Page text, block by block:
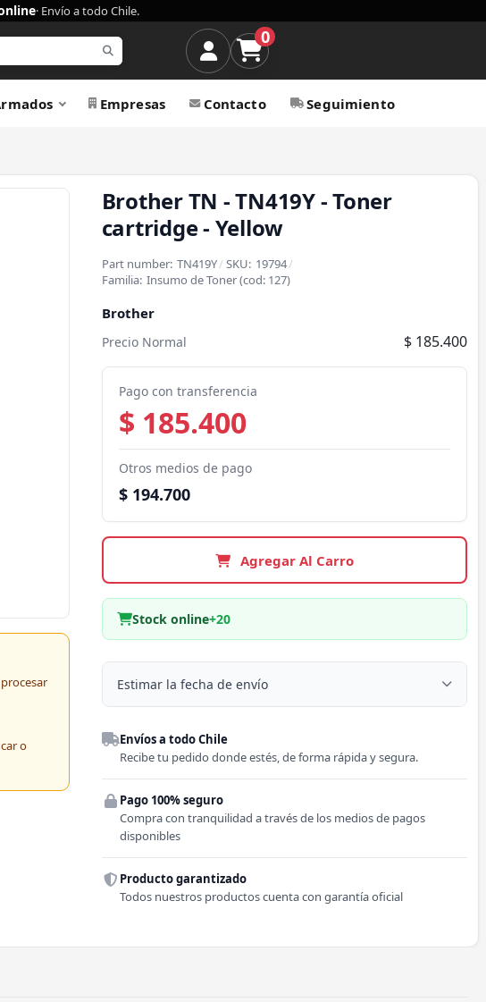
· Envío a todo Chile.
0
Empresas Contacto Seguimiento
o
Brother TN - TN419Y - Toner
cartridge - Yellow
Part number: TN419Y/SKU: 19794/
Familia: Insumo de Toner(cod: 127)
Brother
Precio Normal $ 185.400
Pago con transferencia
$ 185.400
Otros medios de pago
$ 194.700
Agregar Al Carro
Stock online+20
Estimar la fecha de envío
Región
Comuna
Envíos a todo Chile
Recibe tu pedido donde estés, de forma rápida y segura.
Pago 100% seguro
Compra con tranquilidad a través de los medios de pagos
disponibles
Producto garantizado
Todos nuestros productos cuenta con garantía oficial